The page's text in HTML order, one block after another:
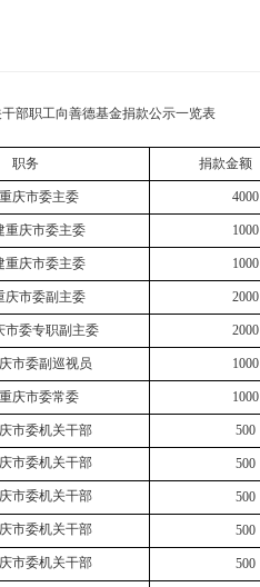
部职工向善德基金捐款公示一览表
职务 捐款金额
庆市委主委 4000
重庆市委主委 1000
重庆市委主委 1000
庆市委副主委 2000
市委专职副主委 2000
市委副巡视员 1000
庆市委常委 1000
市委机关干部 500
市委机关干部 500
市委机关干部 500
市委机关干部 500
市委机关干部 500